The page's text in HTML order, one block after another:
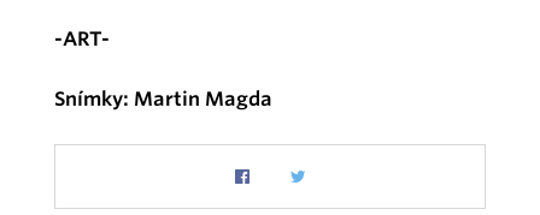
-ART-
Snímky: Martin Magda